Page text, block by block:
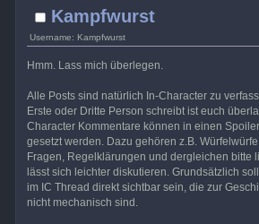
Kampfwurst
Username: Kampfwurst
Hmm. Lass mich überlegen.
Alle Posts sind natürlich In-Character zu
Erste oder Dritte Person schreibt ist euch
Character Kommentare können in einen
gesetzt werden. Dazu gehören z.B.
Fragen, Regelklärungen und dergleichen bitte
lässt sich leichter diskutieren. Grundsätzlich
im IC Thread direkt sichtbar sein, die zur
nicht mechanisch sind.